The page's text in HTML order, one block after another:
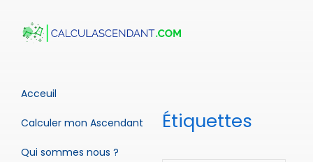
Acceuil
Calculer mon Ascendant
Qui sommes nous ?
Étiquettes